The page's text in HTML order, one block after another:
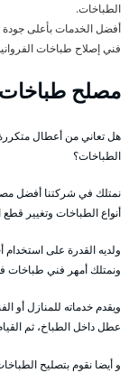
الطباخات.
أفضل الخدمات بأعلى
فني إصلاح طباخات
مصلح طباخات
هل تعاني من أعطال
الطباخات؟
نمتلك في شركتنا أفضل
أنواع الطباخات وتغيير قطع
ولديه القدرة على
ونمتلك أمهر فني طباخات
ويقدم خدماته للمنازل أو
عطل داخل الطباخ، ثم
و أيضا نقوم بتصليح